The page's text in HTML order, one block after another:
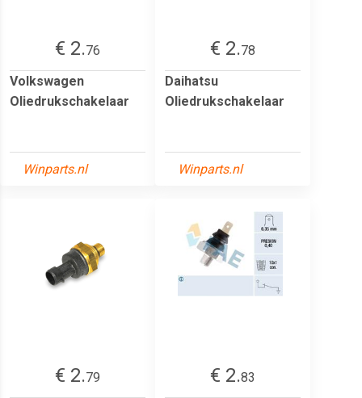
€ 2.76
Volkswagen
Oliedrukschakelaar
Winparts.nl
€ 2.78
Daihatsu
Oliedrukschakelaar
Winparts.nl
€ 2.79
€ 2.83